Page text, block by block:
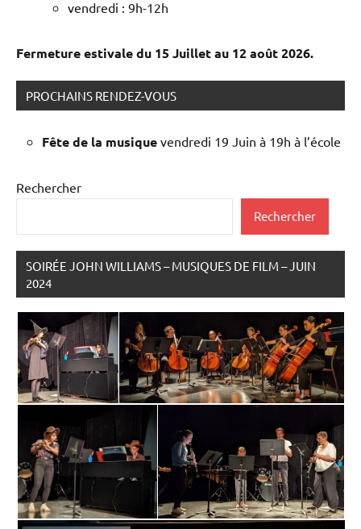
vendredi : 9h-12h
Fermeture estivale du 15 Juillet au 12 août 2026.
PROCHAINS RENDEZ-VOUS
Fête de la musique vendredi 19 Juin à 19h à l’école
Rechercher
Rechercher
SOIRÉE JOHN WILLIAMS – MUSIQUES DE FILM – JUIN
2024